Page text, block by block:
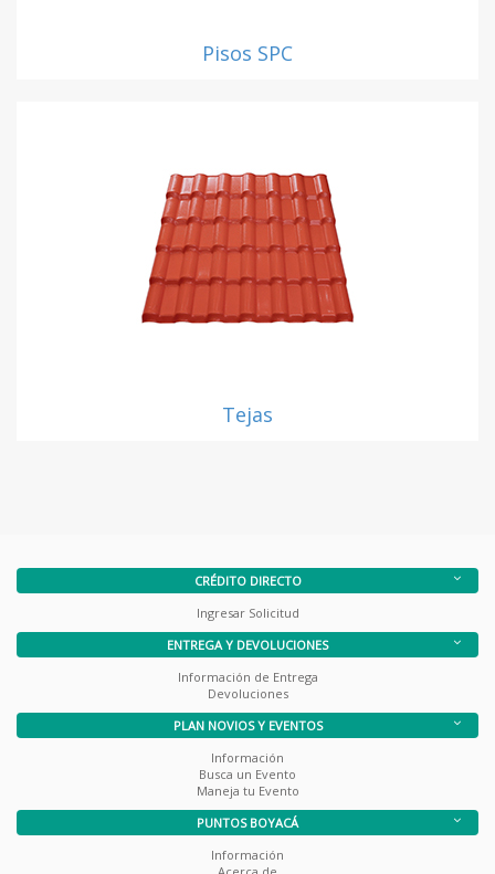
Pisos SPC
Tejas
CRÉDITO DIRECTO
Ingresar Solicitud
ENTREGA Y DEVOLUCIONES
Información de Entrega
Devoluciones
PLAN NOVIOS Y EVENTOS
Información
Busca un Evento
Maneja tu Evento
PUNTOS BOYACÁ
Información